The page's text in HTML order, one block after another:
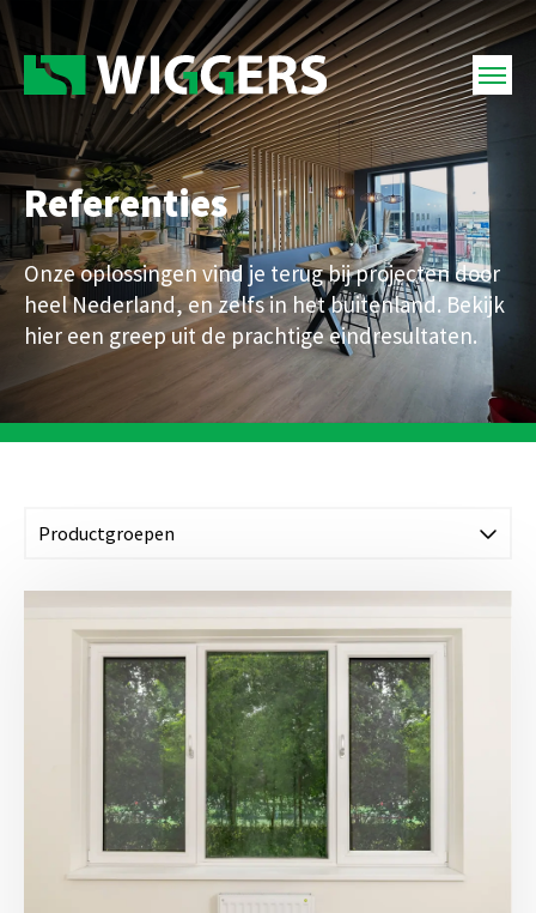
Referenties
Onze oplossingen vind je terug bij projecten door
heel Nederland, en zelfs in het buitenland. Bekijk
hier een greep uit de prachtige eindresultaten.